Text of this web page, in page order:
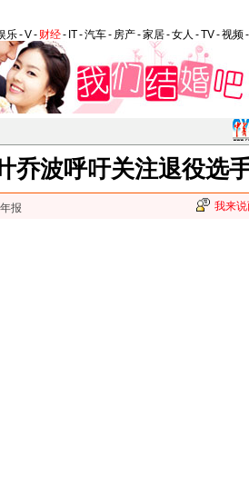
乐-V- 财经- IT-汽车- 房产-家居-女人 -TV-视频-
乔波呼吁关注退役选
报 我来说